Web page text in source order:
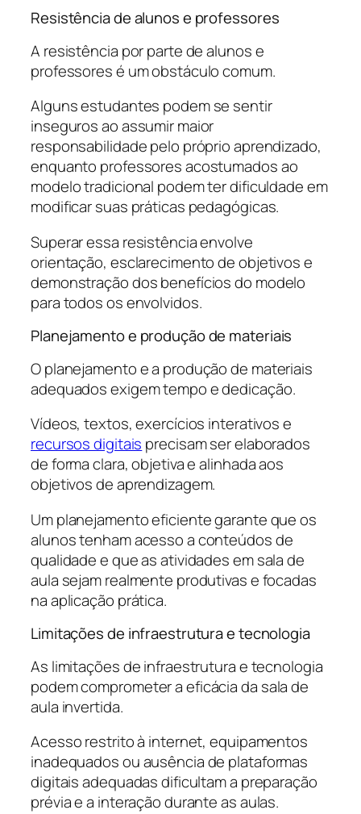
Resistência de alunos e professores
A resistência por parte de alunos e
professores é um obstáculo comum.
Alguns estudantes podem se sentir
inseguros ao assumir maior
responsabilidade pelo próprio aprendizado,
enquanto professores acostumados ao
modelo tradicional podem ter dificuldade em
modificar suas práticas pedagógicas.
Superar essa resistência envolve
orientação, esclarecimento de objetivos e
demonstração dos benefícios do modelo
para todos os envolvidos.
Planejamento e produção de materiais
O planejamento e a produção de materiais
adequados exigem tempo e dedicação.
Vídeos, textos, exercícios interativos e
recursos digitais precisam ser elaborados
de forma clara, objetiva e alinhada aos
objetivos de aprendizagem.
Um planejamento eficiente garante que os
alunos tenham acesso a conteúdos de
qualidade e que as atividades em sala de
aula sejam realmente produtivas e focadas
na aplicação prática.
Limitações de infraestrutura e tecnologia
As limitações de infraestrutura e tecnologia
podem comprometer a eficácia da sala de
aula invertida.
Acesso restrito à internet, equipamentos
inadequados ou ausência de plataformas
digitais adequadas dificultam a preparação
prévia e a interação durante as aulas.